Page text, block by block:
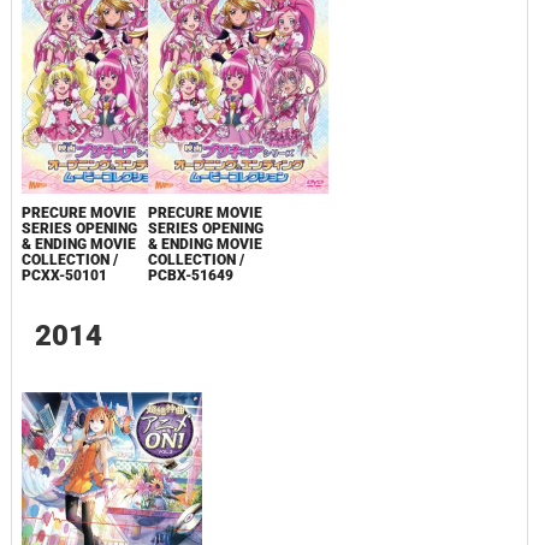
PRECURE MOVIE
SERIES OPENING
& ENDING MOVIE
COLLECTION /
PCXX-50101
PRECURE MOVIE
SERIES OPENING
& ENDING MOVIE
COLLECTION /
PCBX-51649
2014